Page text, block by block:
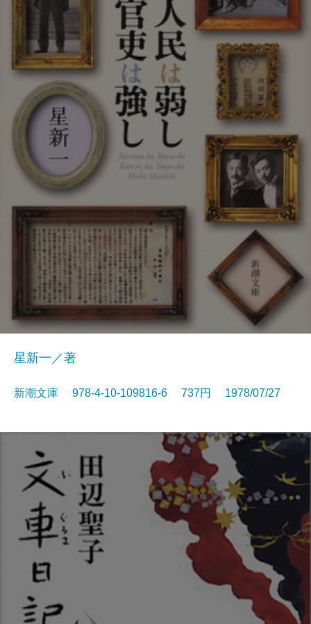
星新一／著
新潮文庫 978-4-10-109816-6 737円 1978/07/27